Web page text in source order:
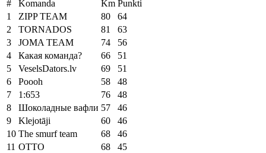
# Komanda Km Punkti
1
ZIPP TEAM 80
64
2
TORNADOS 81
63
3
JOMA TEAM 74
56
4
Какая команда? 66
51
5
VeselsDators.lv 69
51
6
Poooh 58
48
7
1:653 76
48
8
Шоколадные вафли 57
46
9
Klejotāji 60
46
10 The smurf team 68
46
11 OTTO 68
45